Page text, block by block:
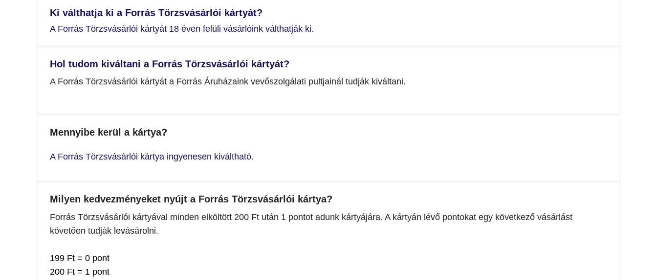
Ki válthatja ki a Forrás Törzsvásárlói kártyát?
A Forrás Törzsvásárlói kártyát 18 éven felüli vásárlóink válthatják ki.
Hol tudom kiváltani a Forrás Törzsvásárlói kártyát?
A Forrás Törzsvásárlói kártyát a Forrás Áruházaink vevőszolgálati pultjainál tudják kiváltani.
Mennyibe kerül a kártya?
A Forrás Törzsvásárlói kártya ingyenesen kiváltható.
Milyen kedvezményeket nyújt a Forrás Törzsvásárlói kártya?
Forrás Törzsvásárlói kártyával minden elköltött 200 Ft után 1 pontot adunk kártyájára. A kártyán lévő pontokat egy következő vásárlást
követően tudják levásárolni.
199 Ft = 0 pont
200 Ft = 1 pont